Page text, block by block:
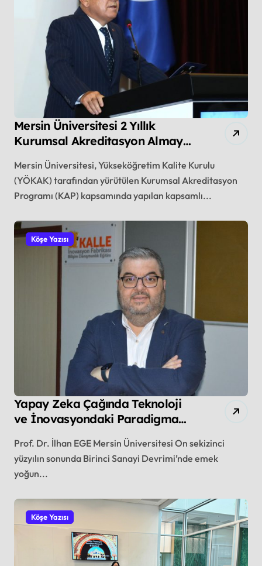
Mersin Üniversitesi 2 Yıllık
Kurumsal Akreditasyon Almaya
Hak Kazandı
Mersin Üniversitesi, Yükseköğretim Kalite Kurulu
(YÖKAK) tarafından yürütülen Kurumsal Akreditasyon
Programı (KAP) kapsamında yapılan kapsamlı...
Köşe Yazısı
Yapay Zeka Çağında Teknoloji
ve İnovasyondaki Paradigma
Değişimini Yakalayabilmek
Prof. Dr. İlhan EGE Mersin Üniversitesi On sekizinci
yüzyılın sonunda Birinci Sanayi Devrimi’nde emek
yoğun...
Köşe Yazısı